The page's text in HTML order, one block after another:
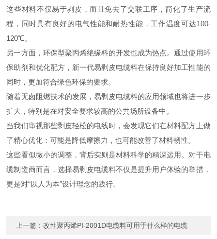
这些材料不仅易于剥皮，而且免去了交联工序，简化了生产流
程，同时具有良好的电气性能和耐热性能，工作温度可达100-
120℃。
另一方面，环保型聚丙烯绝缘料的开发也成为热点。通过使用环
保助剂和优化配方，新一代易剥皮电缆料在保持良好加工性能的
同时，更加符合绿色环保的要求。
随着无卤阻燃技术的发展，易剥皮电缆料的应用领域也将进一步
扩大，特别是在对安全要求较高的公共场所设备中。
当我们审视那些剥皮轻松的电线时，会发现它们在材料配方上做
了精心优化：可能是降低摩擦力，也可能改善了材料韧性。
这些看似微小的调整，背后实则是材料科学的精深运用。对于电
缆制造商而言，选择易剥皮电缆料不仅是提升用户体验的举措，
更是对“以人为本"设计理念的践行。
上一篇：改性聚丙烯PI-2001D电缆料可用于什么样的电缆